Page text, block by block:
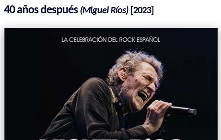
40 años después (Miguel Ríos)[2023]